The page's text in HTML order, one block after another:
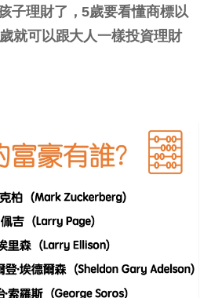
子理財了，5歲要看懂商標以
就可以跟大人一樣投資理財